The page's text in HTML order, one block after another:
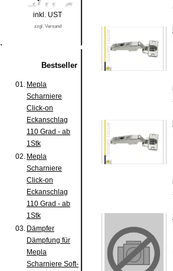
inkl. UST
zzgl. Versand
Bestseller
01. Mepla
Scharniere
Click-on
Eckanschlag
110 Grad - ab
1Stk
02. Mepla
Scharniere
Click-on
Eckanschlag
110 Grad - ab
1Stk
03. Dämpfer
Dämpfung für
Mepla
Scharniere Soft-